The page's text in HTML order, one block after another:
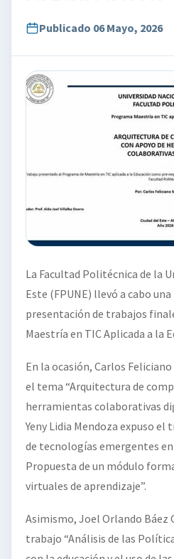
Publicado 06 Mayo, 2026
La Facultad Politécnica de la
Este (FPUNE) llevó a cabo
presentación de trabajos
Maestría en TIC Aplicada a la
En la ocasión, Carlos
el tema “Arquitectura de
herramientas colaborativas
Yeny Lidia Mendoza expuso
de tecnologías emergentes
Propuesta de un módulo
virtuales de aprendizaje”.
Asimismo, Joel Orlando Báez
trabajo “Análisis de las